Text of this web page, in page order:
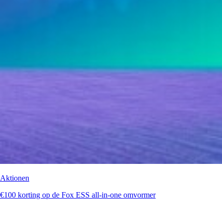
Aktionen
€100 korting op de Fox ESS all-in-one omvormer